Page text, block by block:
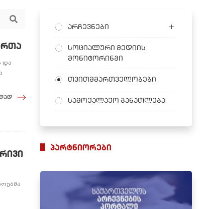
და
არჩევნები
სოციალური მედიის
მონიტორინგი
თვითმმართველობები
სამოქალაქო განათლება
პარტნიორები